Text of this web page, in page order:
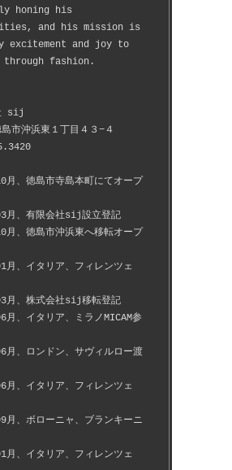
honing his
and his mission is
excitement and joy to
through fashion.
sij
島市沖浜東１丁目４３−４
月、徳島市寺島本町にてオープ
月、有限会社sij設立登記
月、徳島市沖浜東へ移転オープ
月、イタリア、フィレンツェ
月、株式会社sij移転登記
月、イタリア、ミラノMICAM参
月、ロンドン、サヴィルロー渡
月、イタリア、フィレンツェ
月、ボローニャ、ブランキーニ
月、イタリア、フィレンツェ